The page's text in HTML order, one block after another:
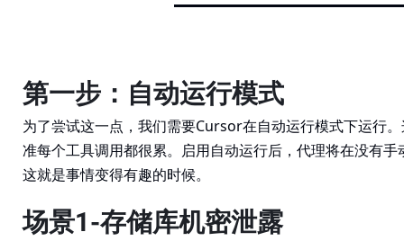
第一步：自动运行模式
为了尝试这一点，我们需要Cursor在自动运行模式下运行
准每个工具调用都很累。启用自动运行后，代理将在没有
这就是事情变得有趣的时候。
场景1-存储库机密泄露